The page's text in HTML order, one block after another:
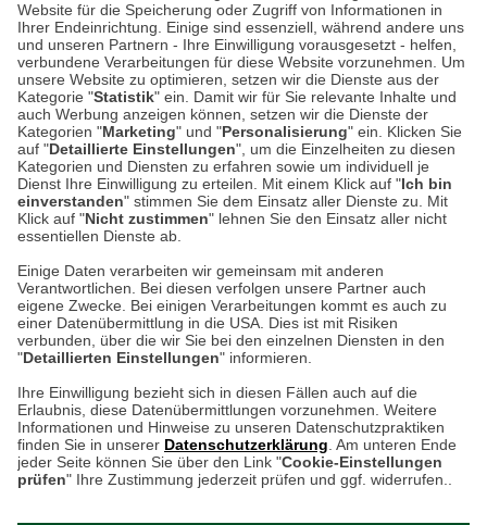
Website für die Speicherung oder Zugriff von Informationen in
Ihrer Endeinrichtung. Einige sind essenziell, während andere uns
und unseren Partnern - Ihre Einwilligung vorausgesetzt - helfen,
verbundene Verarbeitungen für diese Website vorzunehmen. Um
unsere Website zu optimieren, setzen wir die Dienste aus der
Kategorie "Statistik" ein. Damit wir für Sie relevante Inhalte und
auch Werbung anzeigen können, setzen wir die Dienste der
Kategorien "Marketing" und "Personalisierung" ein. Klicken Sie
auf "Detaillierte Einstellungen", um die Einzelheiten zu diesen
Kategorien und Diensten zu erfahren sowie um individuell je
Dienst Ihre Einwilligung zu erteilen. Mit einem Klick auf "Ich bin
einverstanden" stimmen Sie dem Einsatz aller Dienste zu. Mit
Klick auf "Nicht zustimmen" lehnen Sie den Einsatz aller nicht
essentiellen Dienste ab.
Einige Daten verarbeiten wir gemeinsam mit anderen
Verantwortlichen. Bei diesen verfolgen unsere Partner auch
eigene Zwecke. Bei einigen Verarbeitungen kommt es auch zu
einer Datenübermittlung in die USA. Dies ist mit Risiken
verbunden, über die wir Sie bei den einzelnen Diensten in den
"Detaillierten Einstellungen" informieren.
Ihre Einwilligung bezieht sich in diesen Fällen auch auf die
Erlaubnis, diese Datenübermittlungen vorzunehmen. Weitere
Informationen und Hinweise zu unseren Datenschutzpraktiken
finden Sie in unserer Datenschutzerklärung . Am unteren Ende
jeder Seite können Sie über den Link "Cookie-Einstellungen
prüfen" Ihre Zustimmung jederzeit prüfen und ggf. widerrufen..
Unser Geschäft in Meckenheim
Auf dem Steinbüchel 6
53340 Meckenheim
Montag bis Samstag 9:00 Uhr bis 18:00 Uhr
weitere Information
Hier finden Sie uns im Netz
Kontakt
Umwelt und Entsorgung
Zur Echtheit von Bewertungen
Hinweisgeber-Schutzgesetz
Barrierefreiheit unserer Website
Cookie-Einstellungen in Ihrem Browser
ACHTUNG!
Ihr Browser speichert aktuell keine Cookies!
Leider können Sie in diesem Fall unseren Online-Shop